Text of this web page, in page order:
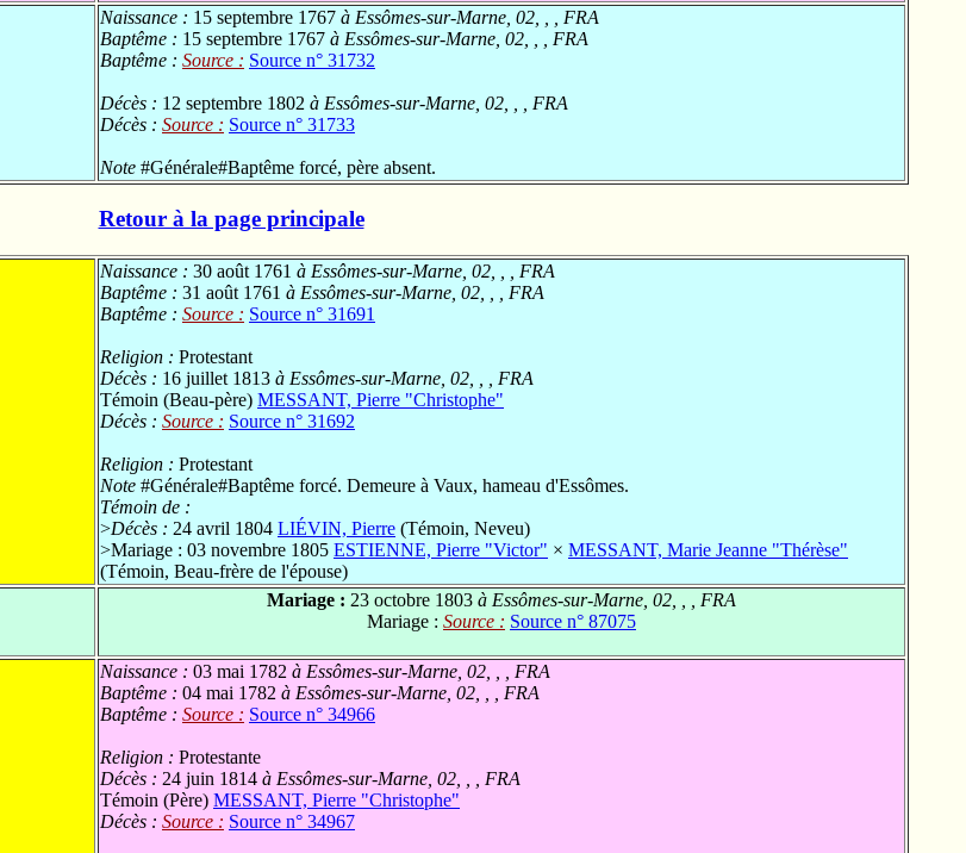
Naissance : 15 septembre 1767 à Essômes-sur-Marne, 02, , , FRA
Baptême : 15 septembre 1767 à Essômes-sur-Marne, 02, , , FRA
Baptême : Source : Source n° 31732
Décès : 12 septembre 1802 à Essômes-sur-Marne, 02, , , FRA
Décès : Source : Source n° 31733
Note #Générale#Baptême forcé, père absent.
Retour à la page principale
Naissance : 30 août 1761 à Essômes-sur-Marne, 02, , , FRA
Baptême : 31 août 1761 à Essômes-sur-Marne, 02, , , FRA
Baptême : Source : Source n° 31691
Religion : Protestant
Décès : 16 juillet 1813 à Essômes-sur-Marne, 02, , , FRA
Témoin (Beau-père) MESSANT, Pierre "Christophe"
Décès : Source : Source n° 31692
Religion : Protestant
Note #Générale#Baptême forcé. Demeure à Vaux, hameau d'Essômes.
Témoin de :
>Décès : 24 avril 1804 LIÉVIN, Pierre (Témoin, Neveu)
>Mariage : 03 novembre 1805 ESTIENNE, Pierre "Victor" × MESSANT, Marie Jeanne "Thérèse"
(Témoin, Beau-frère de l'épouse)
Mariage : 23 octobre 1803 à Essômes-sur-Marne, 02, , , FRA
Mariage : Source : Source n° 87075
Naissance : 03 mai 1782 à Essômes-sur-Marne, 02, , , FRA
Baptême : 04 mai 1782 à Essômes-sur-Marne, 02, , , FRA
Baptême : Source : Source n° 34966
Religion : Protestante
Décès : 24 juin 1814 à Essômes-sur-Marne, 02, , , FRA
Témoin (Père) MESSANT, Pierre "Christophe"
Décès : Source : Source n° 34967